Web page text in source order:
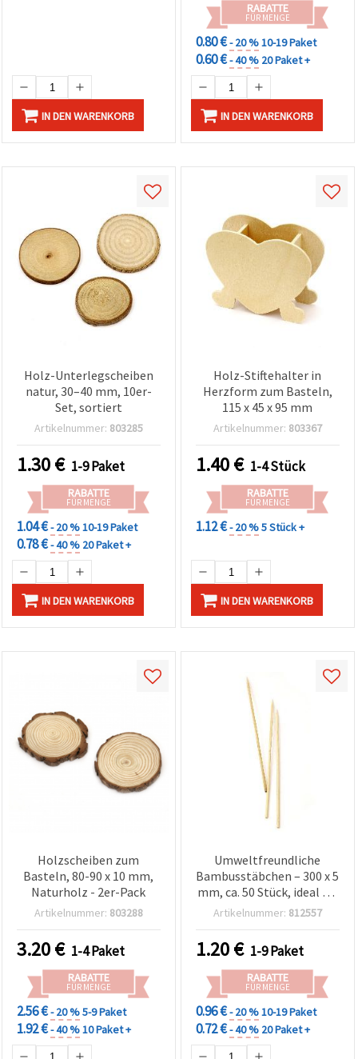
IN DEN WARENKORB
RABATTE
FÜR MENGE
0.80 €- 20 %10-19 Paket
0.60 €- 40 % 20 Paket +
IN DEN WARENKORB
Holz-Unterlegscheiben
natur, 30–40 mm, 10er-
Set, sortiert
Artikelnummer: 803285
1.30€ 1-9 Paket
RABATTE
FÜR MENGE
1.04 €- 20 %10-19 Paket
0.78 €- 40 % 20 Paket +
IN DEN WARENKORB
Holz-Stiftehalter in
Herzform zum Basteln,
115 x 45 x 95 mm
Artikelnummer: 803367
1.40€ 1-4 Stück
RABATTE
FÜR MENGE
1.12 €- 20 %5 Stück +
IN DEN WARENKORB
Holzscheiben zum
Basteln, 80-90 x 10 mm,
Naturholz - 2er-Pack
Artikelnummer: 803288
3.20€ 1-4 Paket
RABATTE
FÜR MENGE
2.56 €- 20 %5-9 Paket
1.92 €- 40 %10 Paket +
Umweltfreundliche
Bambusstäbchen – 300 x 5
mm, ca. 50 Stück, ideal für
Basteln, Dekoration &
Artikelnummer: 812557
1.20€ 1-9 Paket
RABATTE
FÜR MENGE
0.96 €- 20 %10-19 Paket
0.72 €- 40 % 20 Paket +